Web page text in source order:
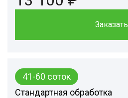
Заказать
41-60 соток
Стандартная обработка